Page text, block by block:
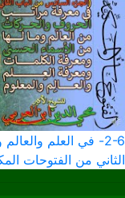
2-6- في العلم
الثاني من الفتوحات